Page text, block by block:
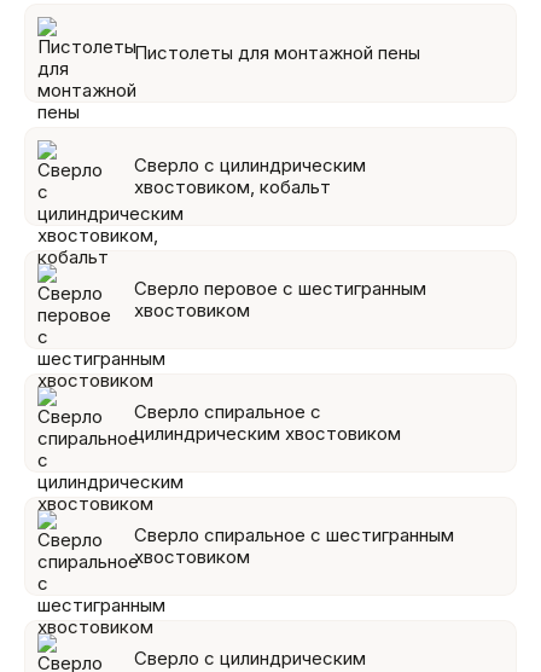
Пистолеты для монтажной пены
Сверло с цилиндрическим
хвостовиком, кобальт
Сверло перовое с шестигранным
хвостовиком
Сверло спиральное с
цилиндрическим хвостовиком
Сверло спиральное с шестигранным
хвостовиком
Сверло с цилиндрическим